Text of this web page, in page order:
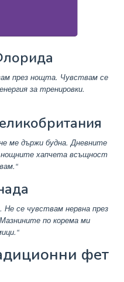
през нощта. Чувствам се
за тренировки.
ме държи будна. Дневните
хапчета всъщност
Не се чувствам нервна през
по корема ми
фет